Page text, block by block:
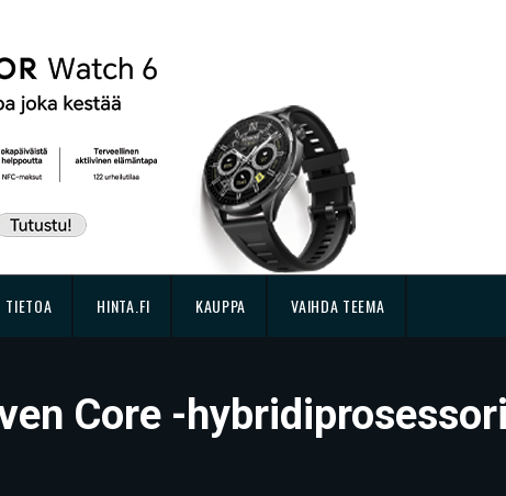
TIETOA HINTA.FI KAUPPA VAIHDA TEEMA
Core -